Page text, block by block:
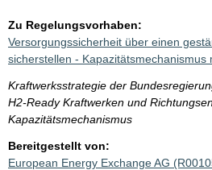
Zu Regelungsvorhaben:
Versorgungssicherheit über einen
sicherstellen - Kapazitätsmechanismus
Kraftwerksstrategie der
H2-Ready Kraftwerken und
Kapazitätsmechanismus
Bereitgestellt von:
European Energy Exchange AG